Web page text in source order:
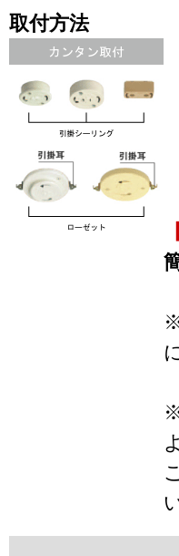
取付方法